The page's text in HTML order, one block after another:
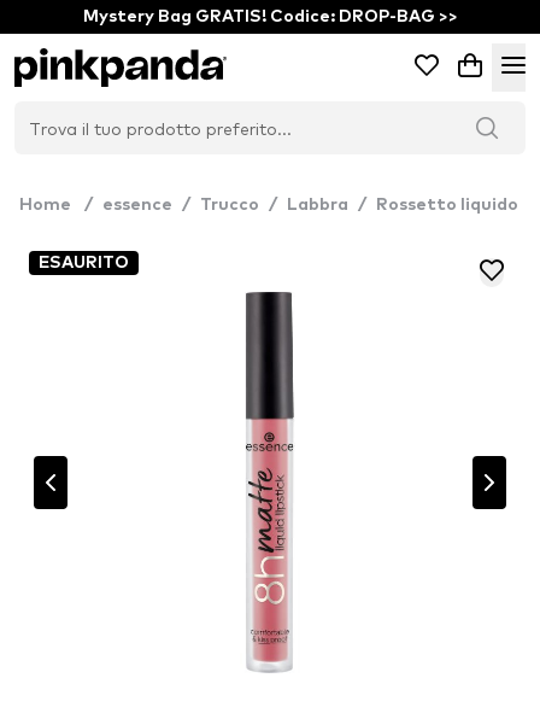
Mystery Bag GRATIS! Codice: DROP-BAG >>
Home / essence / Trucco / Labbra / Rossetto liquido
ESAURITO